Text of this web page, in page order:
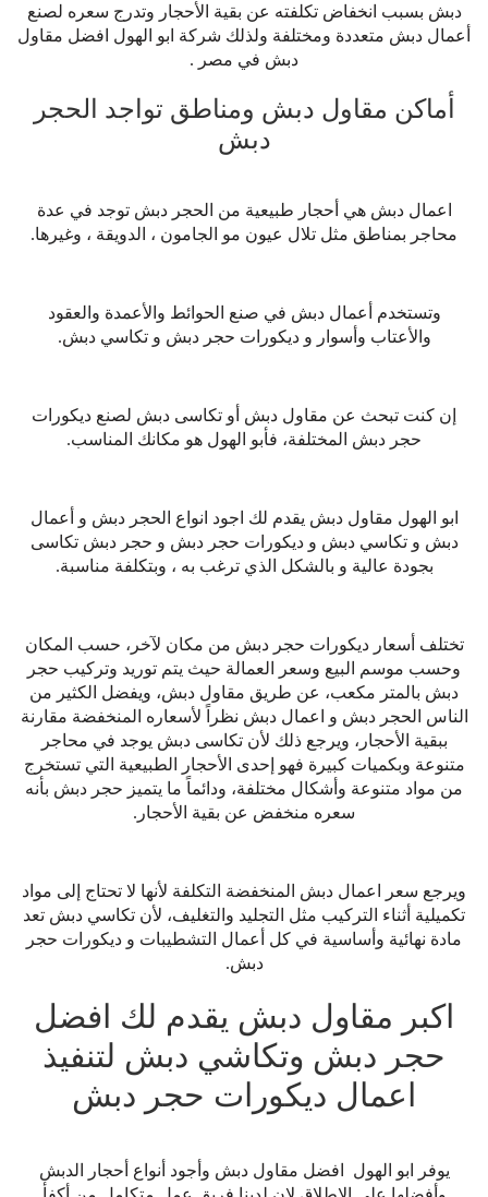
دبش بسبب انخفاض تكلفته عن بقية الأحجار وتدرج سعره لصنع
أعمال دبش متعددة ومختلفة ولذلك شركة ابو الهول افضل مقاول
دبش في مصر .
أماكن مقاول دبش ومناطق تواجد الحجر
دبش
اعمال دبش هي أحجار طبيعية من الحجر دبش توجد في عدة
محاجر بمناطق مثل تلال عيون مو الجامون ، الدويقة ، وغيرها.
وتستخدم أعمال دبش في صنع الحوائط والأعمدة والعقود
والأعتاب وأسوار و ديكورات حجر دبش و تكاسي دبش.
إن كنت تبحث عن مقاول دبش أو تكاسى دبش لصنع ديكورات
حجر دبش المختلفة، فأبو الهول هو مكانك المناسب.
ابو الهول مقاول دبش يقدم لك اجود انواع الحجر دبش و أعمال
دبش و تكاسي دبش و ديكورات حجر دبش و حجر دبش تكاسى
بجودة عالية و بالشكل الذي ترغب به ، وبتكلفة مناسبة.
تختلف أسعار ديكورات حجر دبش من مكان لآخر، حسب المكان
وحسب موسم البيع وسعر العمالة حيث يتم توريد وتركيب حجر
دبش بالمتر مكعب، عن طريق مقاول دبش، ويفضل الكثير من
الناس الحجر دبش و اعمال دبش نظراً لأسعاره المنخفضة مقارنة
ببقية الأحجار، ويرجع ذلك لأن تكاسى دبش يوجد في محاجر
متنوعة وبكميات كبيرة فهو إحدى الأحجار الطبيعية التي تستخرج
من مواد متنوعة وأشكال مختلفة، ودائماً ما يتميز حجر دبش بأنه
سعره منخفض عن بقية الأحجار.
ويرجع سعر اعمال دبش المنخفضة التكلفة لأنها لا تحتاج إلى مواد
تكميلية أثناء التركيب مثل التجليد والتغليف، لأن تكاسي دبش تعد
مادة نهائية وأساسية في كل أعمال التشطيبات و ديكورات حجر
دبش.
اكبر مقاول دبش يقدم لك افضل
حجر دبش وتكاشي دبش لتنفيذ
اعمال ديكورات حجر دبش
يوفر ابو الهول افضل مقاول دبش وأجود أنواع أحجار الدبش